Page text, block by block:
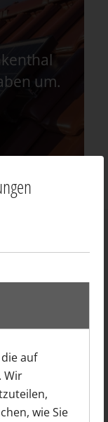
auf
Wir
wie Sie
um.